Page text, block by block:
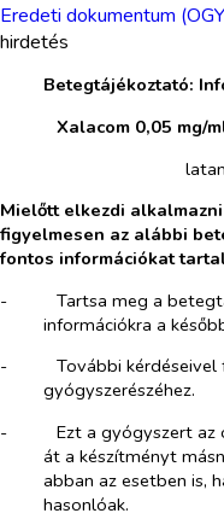
Eredeti dokumentum
hirdetés
Betegtájékoztató:
Xalacom 0,05 mg/
Mielőtt elkezdi
figyelmesen az alábbi
fontos információkat
-​
Tartsa meg a
információkra a
-​
További
gyógyszerészéhez.
-​
Ezt a gyógyszert az
át a készítményt
abban az esetben is,
hasonlóak.